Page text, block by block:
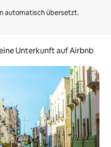
Unterkunft auf Airbnb